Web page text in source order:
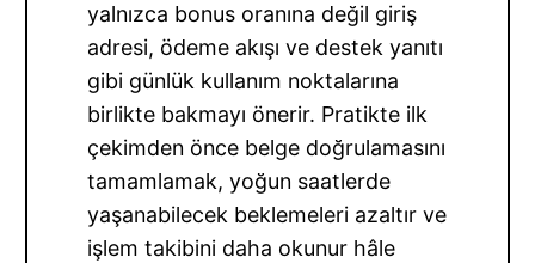
yalnızca bonus oranına değil giriş
adresi, ödeme akışı ve destek yanıtı
gibi günlük kullanım noktalarına
birlikte bakmayı önerir. Pratikte ilk
çekimden önce belge doğrulamasını
tamamlamak, yoğun saatlerde
yaşanabilecek beklemeleri azaltır ve
işlem takibini daha okunur hâle